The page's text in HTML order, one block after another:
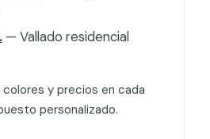
— Vallado residencial
y precios en cada
personalizado.